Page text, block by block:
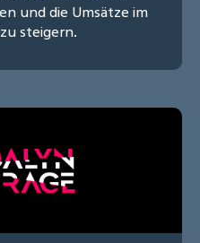
und die Umsätze im
steigern.